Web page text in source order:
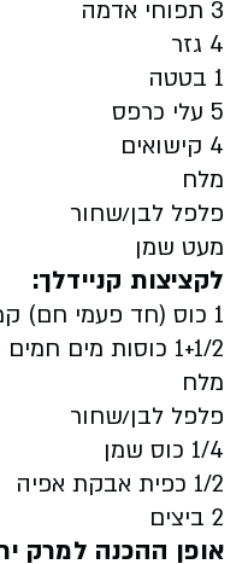
3 תפוחי אדמה
4 גזר
1 בטטה
5 עלי כרפס
4 קישואים
מלח
פלפל לבן/שחור
מעט שמן
לקציצות קניידלך:
1 כוס (חד פעמי חם) קמח מצה
1+1/2 כוסות מים חמים
מלח
פלפל לבן/שחור
1/4 כוס שמן
1/2 כפית אבקת אפיה
2 ביצים
אופן ההכנה למרק